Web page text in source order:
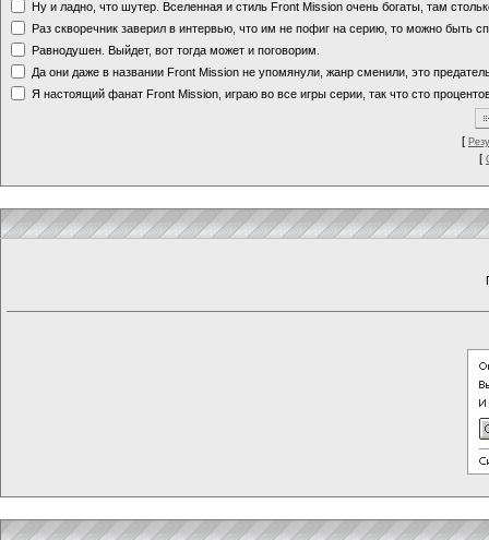
Ну и ладно, что шутер. Вселенная и стиль Front Mission очень богаты, там
Раз скворечник заверил в интервью, что им не пофиг на серию, то можно быть
Равнодушен. Выйдет, вот тогда может и поговорим.
Да они даже в названии Front Mission не упомянули, жанр сменили, это
Я настоящий фанат Front Mission, играю во все игры серии, так что сто
[
[